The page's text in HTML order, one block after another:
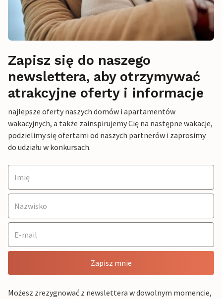
Zapisz się do naszego
newslettera, aby otrzymywać
atrakcyjne oferty i informacje
najlepsze oferty naszych domów i apartamentów
wakacyjnych, a także zainspirujemy Cię na następne wakacje,
podzielimy się ofertami od naszych partnerów i zaprosimy
do udziału w konkursach.
Zapisz mnie
Możesz zrezygnować z newslettera w dowolnym momencie,